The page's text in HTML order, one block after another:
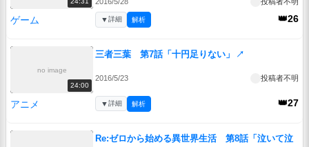
ゲーム 👑26
▼詳細 解析
no image
24:00
三者三葉 第7話「十円足りない」 ↗
2016/5/23 投稿者不明
アニメ 👑27
▼詳細 解析
Re:ゼロから始める異世界生活 第8話「泣いて泣